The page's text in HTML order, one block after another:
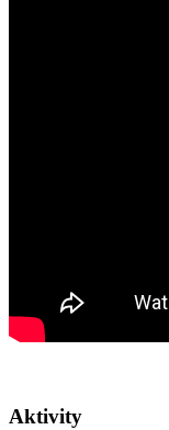
Aktivity